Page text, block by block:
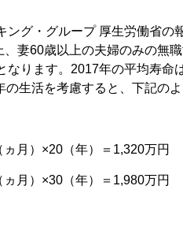
ング・グループ 厚生労働省
、妻60歳以上の夫婦のみの無
なります。2017年の平均寿命
の生活を考慮すると、下記の
月）×20（年）＝1,320万円
月）×30（年）＝1,980万円